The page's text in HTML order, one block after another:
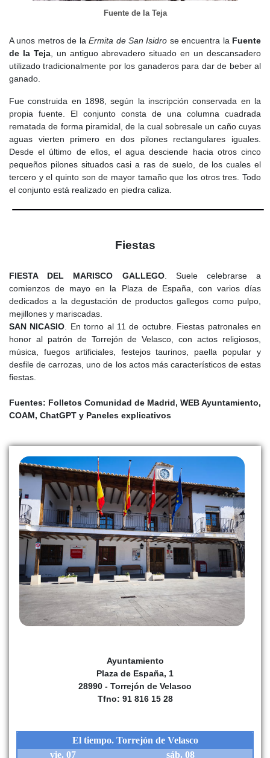
desarrollo de forma más coherente. Estas normas prestaban
mayor, además de proponer zonas verdes, equipamientos y
áreas industriales.
En los años finales del siglo se planteó también un nuevo Plan
de 2000, con el objetivo de adaptar el municipio a nuevas
necesidades territoriales, mejorar las infraestructuras de
comunicación, prever crecimientos residenciales e industriales y
proteger el entorno histórico del castillo.
Uno de los grandes conflictos de finales del siglo fue el proyecto
de instalación de un vertedero de residuos industriales en el
entorno del Cerro de los Batallones. La importancia
Madrid. En abril de 2001 se inició expediente de Bien de Interés
ElSiglo XXIencuentra a Torrejón de Velasco como un municipio
que conserva aún una fuerte identidad histórica, marcada por su
castillo, su casco tradicional, la plaza de España, la iglesia de San
Esteban, la ermita de San Nicasio, las antiguas escuelas, el
hospital y las casonas históricas que recuerdan su pasado
agrícola y señorial.
Al mismo tiempo, el municipio se ha visto afectado por las
urbanizaciones, la vivienda unifamiliar adosada y las expectativas
de mejora de las comunicaciones han modificado parcialmente su
El entorno del castillo de Puñonrostro y el yacimiento
paleontológico del Cerro de los Batallones se han convertido en
dos de los principales referentes patrimoniales del municipio. El
primero recuerda el peso que tuvo Torrejón de Velasco en las
luchas nobiliarias de la Baja Edad Media y en la historia señorial
de Castilla. El segundo sitúa al municipio en un contexto mucho
más antiguo, anterior a la presencia humana, gracias a unos
fósiles de extraordinario valor científico.
Así, Torrejón de Velasco reúne en su término una historia
especialmente amplia: desde los restos paleontológicos del
Mioceno y los primeros indicios de poblamiento prehistórico,
hasta la presencia romana, la repoblación medieval, el largo
periodo señorial, las transformaciones del siglo XIX y los cambios
tierras agrícolas, despoblados antiguos y caminos que lo
conectaron durante siglos con Madrid, Toledo, La Sagra y el sur
de la actual Comunidad de Madrid.
Fuente de la Teja
A unos metros de laErmita de San Isidro se encuentra la Fuente
de la Teja, un antiguo abrevadero situado en un descansadero
utilizado tradicionalmente por los ganaderos para dar de beber al
ganado.
Fue construida en 1898, según la inscripción conservada en la
propia fuente. El conjunto consta de una columna cuadrada
rematada de forma piramidal, de la cual sobresale un caño cuyas
aguas vierten primero en dos pilones rectangulares iguales.
Desde el último de ellos, el agua desciende hacia otros cinco
pequeños pilones situados casi a ras de suelo, de los cuales el
tercero y el quinto son de mayor tamaño que los otros tres. Todo
el conjunto está realizado en piedra caliza.
Fiestas
FIESTA DEL MARISCO GALLEGO. Suele celebrarse a
comienzos de mayo en la Plaza de España, con varios días
dedicados a la degustación de productos gallegos como pulpo,
mejillones y mariscadas.
SAN NICASIO . En torno al 11 de octubre. Fiestas patronales en
honor al patrón de Torrejón de Velasco, con actos religiosos,
música, fuegos artificiales, festejos taurinos, paella popular y
desfile de carrozas, uno de los actos más característicos de estas
fiestas.
Fuentes: Folletos Comunidad de Madrid, WEB Ayuntamiento,
COAM, ChatGPT y Paneles explicativos
Ayuntamiento
Plaza de España, 1
28990 - Torrejón de Velasco
Tfno: 91 816 15 28